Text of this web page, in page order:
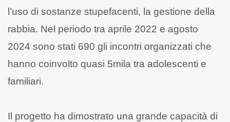
l’uso di sostanze stupefacenti, la gestione della
rabbia. Nel periodo tra aprile 2022 e agosto
2024 sono stati 690 gli incontri organizzati che
hanno coinvolto quasi 5mila tra adolescenti e
familiari.
Il progetto ha dimostrato una grande capacità di